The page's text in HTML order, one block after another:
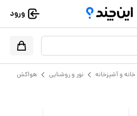
ورود
خانه و آشپزخانه نور و روشنایی هواکش